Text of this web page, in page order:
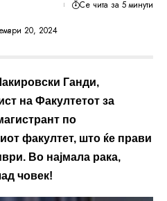
20, 2024
Се чита за 5 минути
Ганди,
на Факултетот за
по
факултет, што ќе прави
Во најмала рака,
човек!